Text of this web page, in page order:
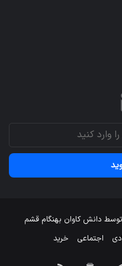
دانش کاوان بهنگام قشم
اجتماعی خرید